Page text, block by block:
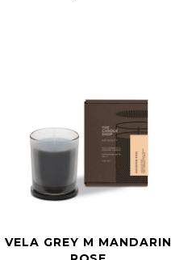
VELA GREY M MANDARIN